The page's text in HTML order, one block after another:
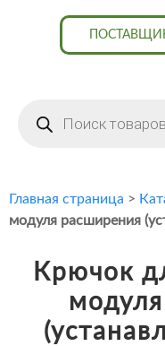
товаров
Главная страница >
модуля расширения
Крючок